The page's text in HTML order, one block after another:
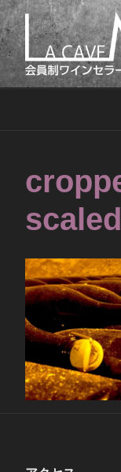
コ
ン
テ
ツ
LA CAVE
会員制ワインセラー